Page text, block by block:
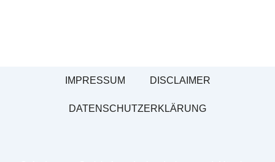
IMPRESSUM DISCLAIMER
DATENSCHUTZERKLÄRUNG